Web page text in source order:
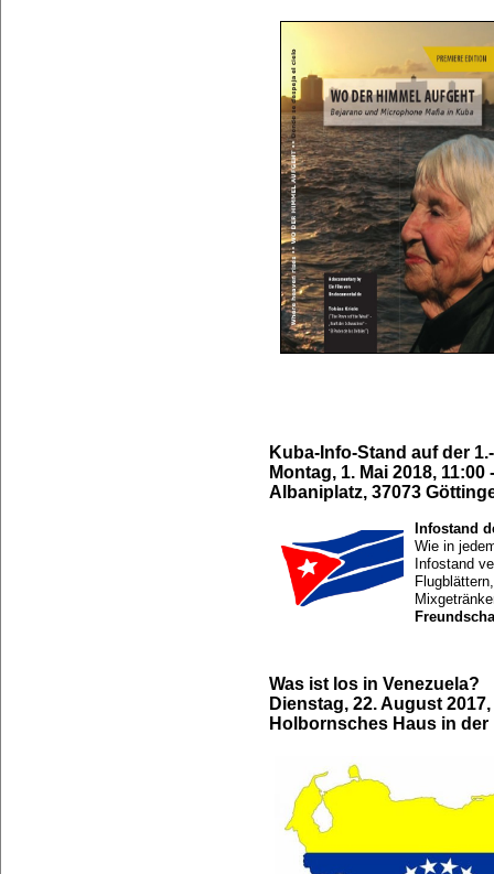
Kuba-Info-Stand auf der
Montag, 1. Mai 2018, 11:00
Albaniplatz, 37073
Infostand
Wie in
Infostand
Was ist los in Venezuela?
Dienstag, 22. August
Holbornsches Haus in der